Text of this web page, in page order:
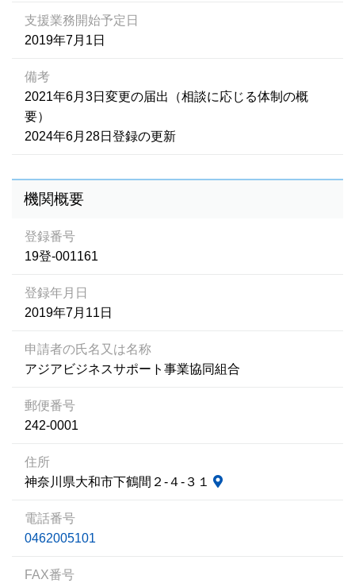
支援業務開始予定日
2019年7月1日
備考
2021年6月3日変更の届出（相談に応じる体制の概
要）
2024年6月28日登録の更新
機関概要
登録番号
19登-001161
登録年月日
2019年7月11日
申請者の氏名又は名称
アジアビジネスサポート事業協同組合
郵便番号
242-0001
住所
神奈川県大和市下鶴間２‐４‐３１
電話番号
0462005101
FAX番号